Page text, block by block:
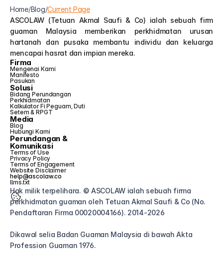
Home/Blog/Current Page
ASCOLAW (Tetuan Akmal Saufi & Co) ialah sebuah firm
guaman Malaysia memberikan perkhidmatan urusan
hartanah dan pusaka membantu individu dan keluarga
mencapai hasrat dan impian mereka.
Firma
Mengenai Kami
Manifesto
Pasukan
Solusi
Bidang Perundangan
Perkhidmatan
Kalkulator Fi Peguam, Duti
Setem & RPGT
Media
Blog
Hubungi Kami
Perundangan &
Komunikasi
Terms of Use
Privacy Policy
Terms of Engagement
Website Disclaimer
help@ascolaw.co
llms.txt
Hak milik terpelihara. © ASCOLAW ialah sebuah firma
perkhidmatan guaman oleh Tetuan Akmal Saufi & Co (No.
Pendaftaran Firma 00020004166). 2014-2026
Dikawal selia Badan Guaman Malaysia di bawah Akta
Profession Guaman 1976.